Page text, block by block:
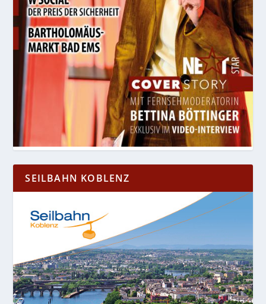
SEILBAHN KOBLENZ